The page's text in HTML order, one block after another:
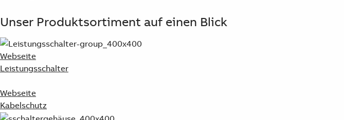
Unser Produktsortiment auf einen Blick
Webseite
Leistungsschalter
Webseite
Kabelschutz